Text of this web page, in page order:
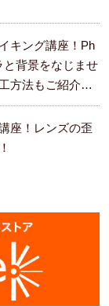
キング講座！Ph
と背景をなじませ
方法もご紹介し
座！レンズの歪